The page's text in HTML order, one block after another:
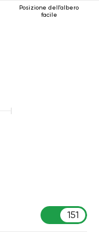
Posizione dell'albero
facile
151